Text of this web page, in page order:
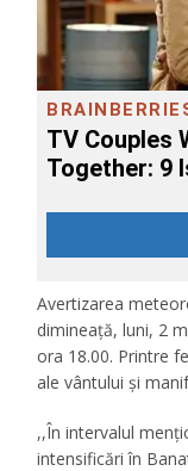
Avertizarea
dimineață, luni, 2
ora 18.00. Printre
ale vântului și
,,În intervalul
intensificări în